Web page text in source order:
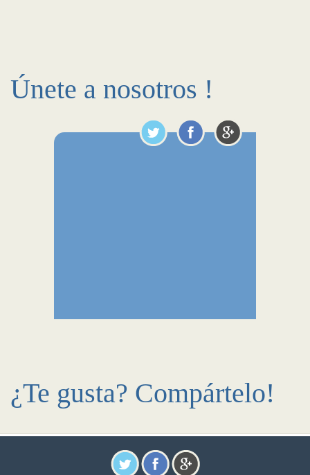
Únete a nosotros !
¿Te gusta? Compártelo!